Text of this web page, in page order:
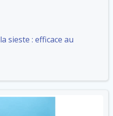
sieste : efficace au